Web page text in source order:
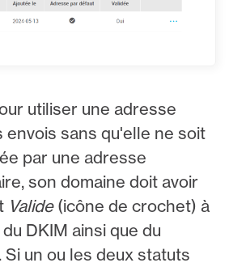
utiliser une adresse
envois sans qu'elle ne soit
par une adresse
son domaine doit avoir
Valide (icône de crochet) à
DKIM ainsi que du
Si un ou les deux statuts